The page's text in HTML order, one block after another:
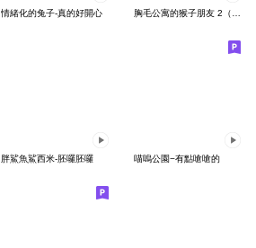
情緒化的兔子-真的好開心 胸毛公寓的猴子朋友 2（有聲動態）
胖鯊魚鯊西米-胚囉胚囉 喵嗚公園−有點嗆嗆的